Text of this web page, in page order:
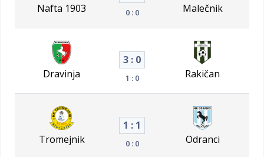
Nafta 1903 0 : 0 Malečnik
Dravinja
3 : 0
1 : 0 Rakičan
Tromejnik
1 : 1
0 : 0 Odranci